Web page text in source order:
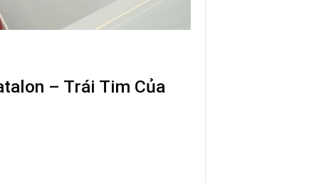
– Trái Tim Của